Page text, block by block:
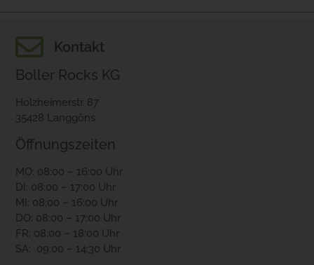
Kontakt
Boller Rocks KG
Holzheimerstr. 87
35428 Langgöns
Öffnungszeiten
MO: 08:00 – 16:00 Uhr
DI: 08:00 – 17:00 Uhr
MI: 08:00 – 16:00 Uhr
DO: 08:00 – 17:00 Uhr
FR: 08:00 – 18:00 Uhr
SA: 09:00 – 14:30 Uhr